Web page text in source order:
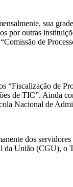
sua
por outras
de
“Fiscalização de
de TIC”. Ainda
Nacional de
dos
União (CGU), o